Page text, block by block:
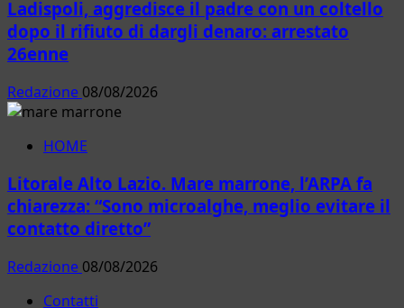
Ladispoli, aggredisce il padre con un coltello
dopo il rifiuto di dargli denaro: arrestato
26enne
Redazione 08/08/2026
HOME
Litorale Alto Lazio. Mare marrone, l’ARPA fa
chiarezza: “Sono microalghe, meglio evitare il
contatto diretto”
Redazione 08/08/2026
Contatti